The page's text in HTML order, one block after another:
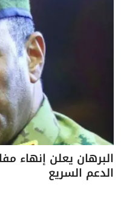
البرهان يعلن إنهاء
الدعم السريع